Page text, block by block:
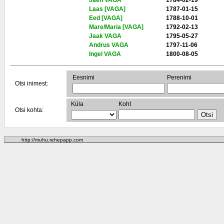
Laas [VAGA]
1787-01-15
Eed [VAGA]
1788-10-01
Mare/Maria [VAGA]
1792-02-13
Jaak VAGA
1795-05-27
Andrus VAGA
1797-11-06
Ingel VAGA
1800-08-05
Otsi inimest:
Eesnimi Perenimi
Otsi kohta:
Küla Koht
http://muhu.rehepapp.com